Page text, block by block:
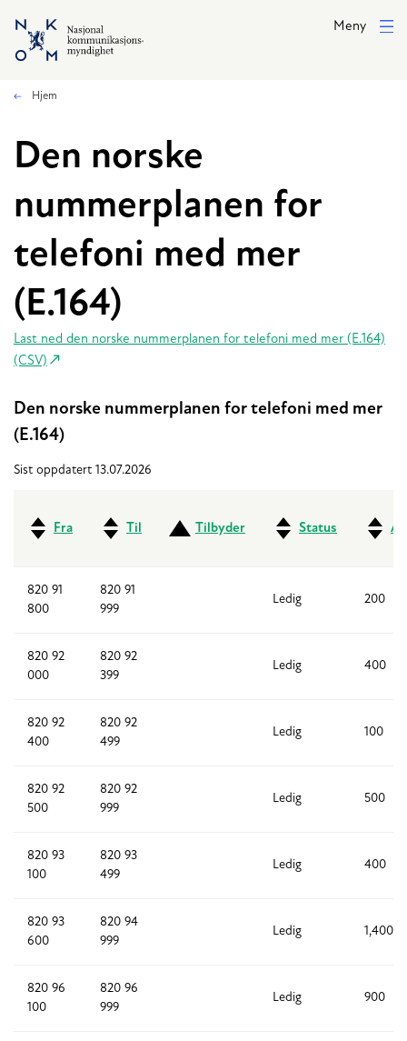
Hopp til hovedinnhold
Meny
Hjem
Den norske
nummerplanen for
telefoni med mer
(E.164)
Last ned den norske nummerplanen for telefoni med mer (E.164)
(CSV)
Den norske nummerplanen for telefoni med mer
(E.164)
Sist oppdatert 13.07.2026
Fra Til Tilbyder Status
820 91
800
820 91
999
Ledig 200
820 92
000
820 92
399
Ledig 400
820 92
400
820 92
499
Ledig 100
820 92
500
820 92
999
Ledig 500
820 93
100
820 93
499
Ledig 400
820 93
600
820 94
999
Ledig 1,400
820 96
100
820 96
999
Ledig 900